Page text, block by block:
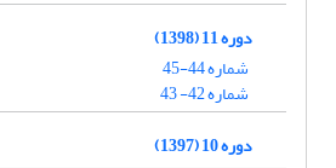
دوره 11 (1398)
شماره 44-45
شماره 42- 43
دوره 10 (1397)